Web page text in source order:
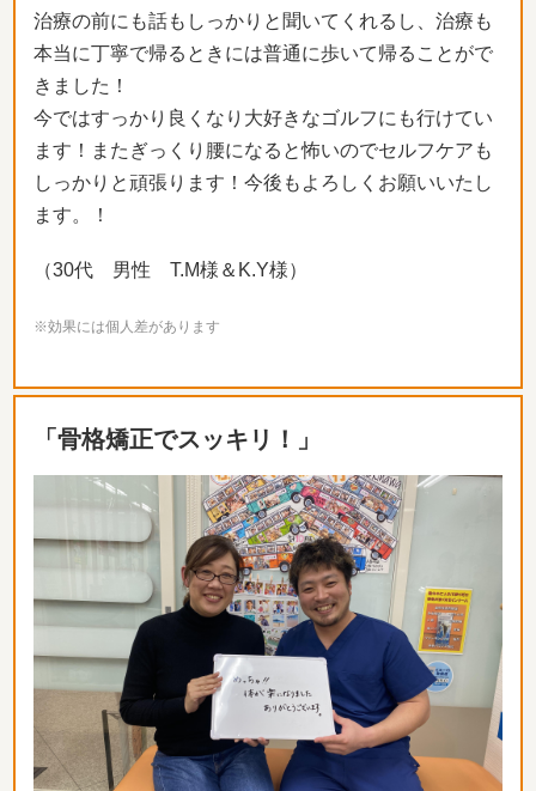
治療の前にも話もしっかりと聞いてくれるし、治療も
本当に丁寧で帰るときには普通に歩いて帰ることがで
きました！
今ではすっかり良くなり大好きなゴルフにも行けてい
ます！またぎっくり腰になると怖いのでセルフケアも
しっかりと頑張ります！今後もよろしくお願いいたし
ます。！
（30代 男性 T.M様＆K.Y様）
※効果には個人差があります
「骨格矯正でスッキリ！」